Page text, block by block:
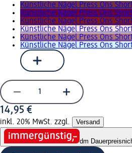
Künstliche Nägel Press Ons
Künstliche Nägel Press Ons
Künstliche Nägel Press Ons
Künstliche Nägel Press Ons
Künstliche Nägel Press Ons
Künstliche Nägel Press Ons
14,95 €
inkl. 20% MwSt. zzgl. Versand
dm Dauerpreis